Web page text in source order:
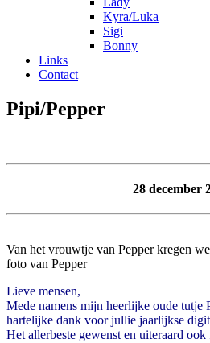
Kyra/Luka
Sigi
Bonny
Links
Contact
Pipi/Pepper
28 december
Van het vrouwtje van Pepper kregen
foto van Pepper
Lieve mensen,
Mede namens mijn heerlijke oude tutje
hartelijke dank voor jullie jaarlijkse
Het allerbeste gewenst en uiteraard